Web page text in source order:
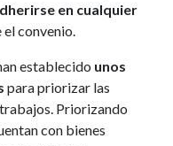
en cualquier
convenio.
establecido unos
para priorizar las
Priorizando
con bienes